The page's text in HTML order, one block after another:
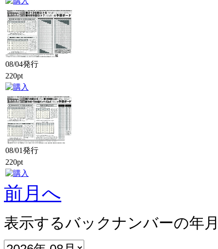
08/04発行
220pt
08/01発行
220pt
前月へ
表示するバックナンバーの年